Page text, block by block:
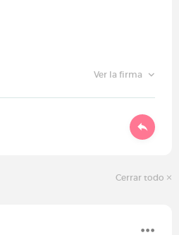
Ver la firma
Cerrar todo